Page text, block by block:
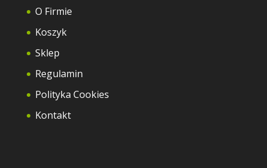
O Firmie
Koszyk
Sklep
Regulamin
Polityka Cookies
Kontakt